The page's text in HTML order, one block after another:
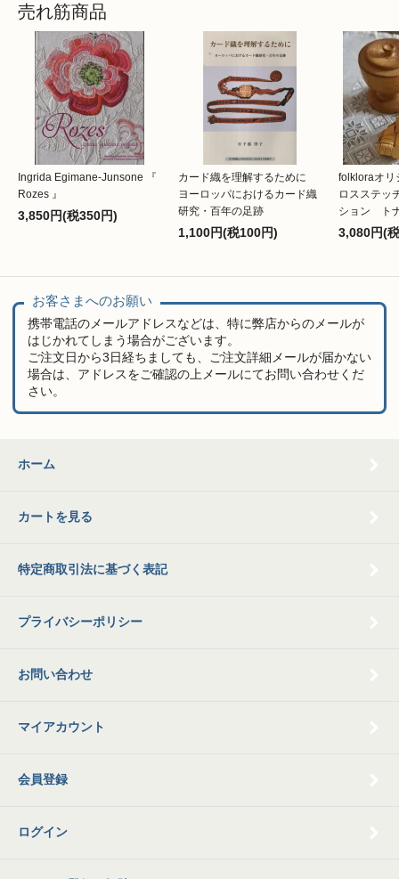
売れ筋商品
Ingrida Egimane-Junsone 『
Rozes 』
3,850円(税350円)
カード織を理解するために
ヨーロッパにおけるカード織
研究・百年の足跡
1,100円(税100円)
folkloraオ
ロスステッ
ション ト
3,080円(
お客さまへのお願い
携帯電話のメールアドレスなどは、特に弊店からのメールが
はじかれてしまう場合がございます。
ご注文日から3日経ちましても、ご注文詳細メールが届かない
場合は、アドレスをご確認の上メールにてお問い合わせくだ
さい。
ホーム
カートを見る
特定商取引法に基づく表記
プライバシーポリシー
お問い合わせ
マイアカウント
会員登録
ログイン